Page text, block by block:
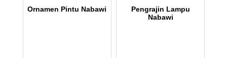
Ornamen Pintu Nabawi
Pengrajin Lampu
Nabawi